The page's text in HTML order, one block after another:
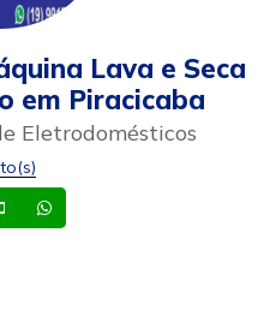
Lava e Seca
em Piracicaba
Eletrodomésticos
Celular